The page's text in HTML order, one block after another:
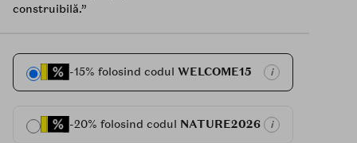
construibilă.”
-15% folosind codul WELCOME15 i
-20% folosind codul NATURE2026 i